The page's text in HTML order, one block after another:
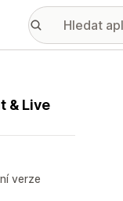
& Live
verze